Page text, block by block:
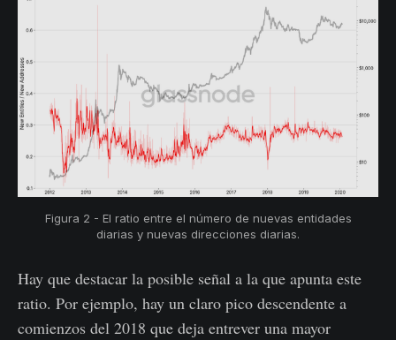
Figura 2 - El ratio entre el número de nuevas entidades
diarias y nuevas direcciones diarias.
Hay que destacar la posible señal a la que apunta este
ratio. Por ejemplo, hay un claro pico descendente a
comienzos del 2018 que deja entrever una mayor